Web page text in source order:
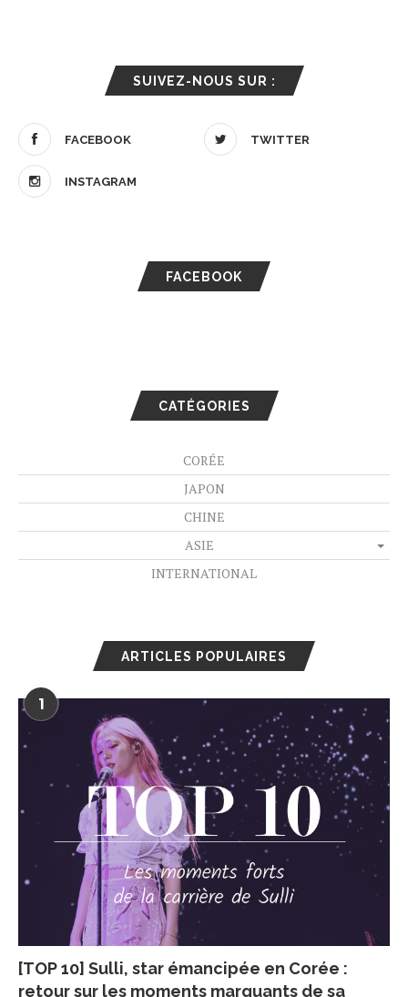
SUIVEZ-NOUS SUR :
FACEBOOK TWITTER
INSTAGRAM
FACEBOOK
CATÉGORIES
CORÉE
JAPON
CHINE
ASIE
INTERNATIONAL
ARTICLES POPULAIRES
1
[TOP 10] Sulli, star émancipée en Corée :
retour sur les moments marquants de sa